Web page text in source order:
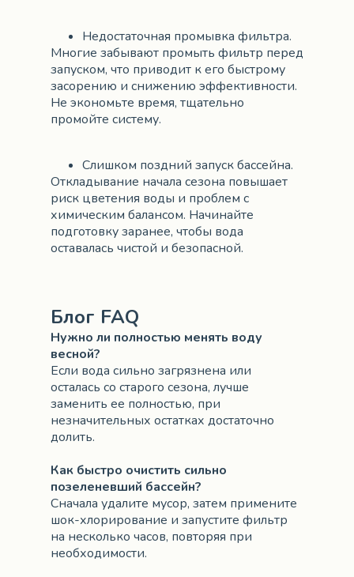
Недостаточная промывка фильтра.
Многие забывают промыть фильтр перед
запуском, что приводит к его быстрому
засорению и снижению эффективности.
Не экономьте время, тщательно
промойте систему.
Слишком поздний запуск бассейна.
Откладывание начала сезона повышает
риск цветения воды и проблем с
химическим балансом. Начинайте
подготовку заранее, чтобы вода
оставалась чистой и безопасной.
Блог FAQ
Нужно ли полностью менять воду
весной?
Если вода сильно загрязнена или
осталась со старого сезона, лучше
заменить ее полностью, при
незначительных остатках достаточно
долить.
Как быстро очистить сильно
позеленевший бассейн?
Сначала удалите мусор, затем примените
шок-хлорирование и запустите фильтр
на несколько часов, повторяя при
необходимости.